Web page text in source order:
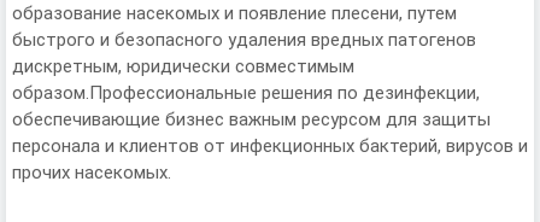
образование насекомых и появление плесени, путем
быстрого и безопасного удаления вредных патогенов
дискретным, юридически совместимым
образом.Профессиональные решения по дезинфекции,
обеспечивающие бизнес важным ресурсом для защиты
персонала и клиентов от инфекционных бактерий, вирусов и
прочих насекомых.